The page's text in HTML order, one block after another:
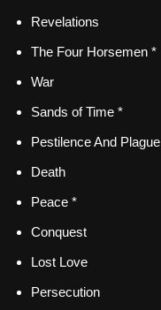
Revelations
The Four Horsemen *
War
Sands of Time *
Pestilence And Plague
Death
Peace *
Conquest
Lost Love
Persecution